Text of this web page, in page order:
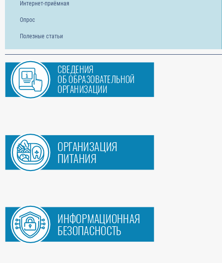
Интернет-приёмная
Опрос
Полезные статьи